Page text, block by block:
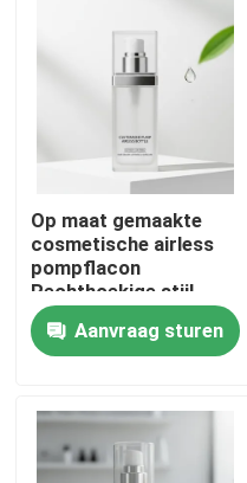
Thuis
Over ons
Op maat gemaakte
cosmetische airless
pompflacon
Rechthoekige stijl
ISO9001
gecertificeerd voor
serums, lotions en
Aanvraag sturen